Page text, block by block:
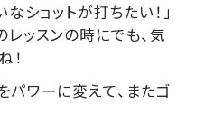
ショットが打ちたい！」
ッスンの時にでも、気
！
パワーに変えて、またゴ